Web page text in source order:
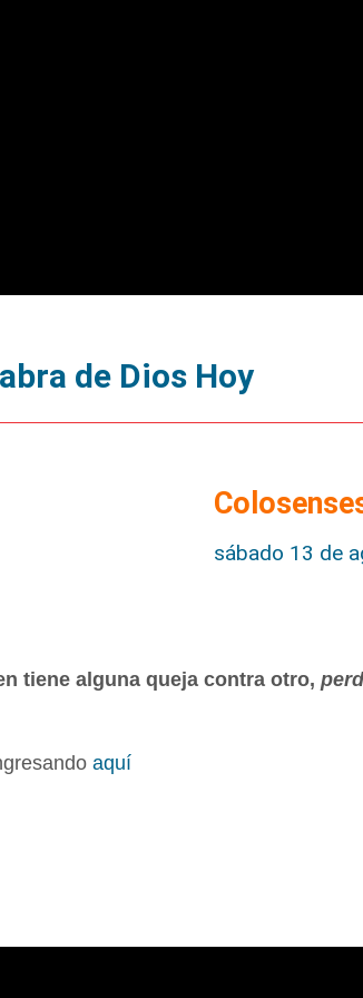
de Dios Hoy
sábado 13 de
tiene alguna queja contra otro,
aquí